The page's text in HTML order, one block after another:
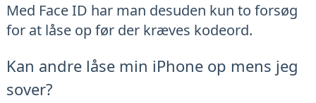
Med Face ID har man desuden kun to forsøg
for at låse op før der kræves kodeord.
Kan andre låse min iPhone op mens jeg
sover?